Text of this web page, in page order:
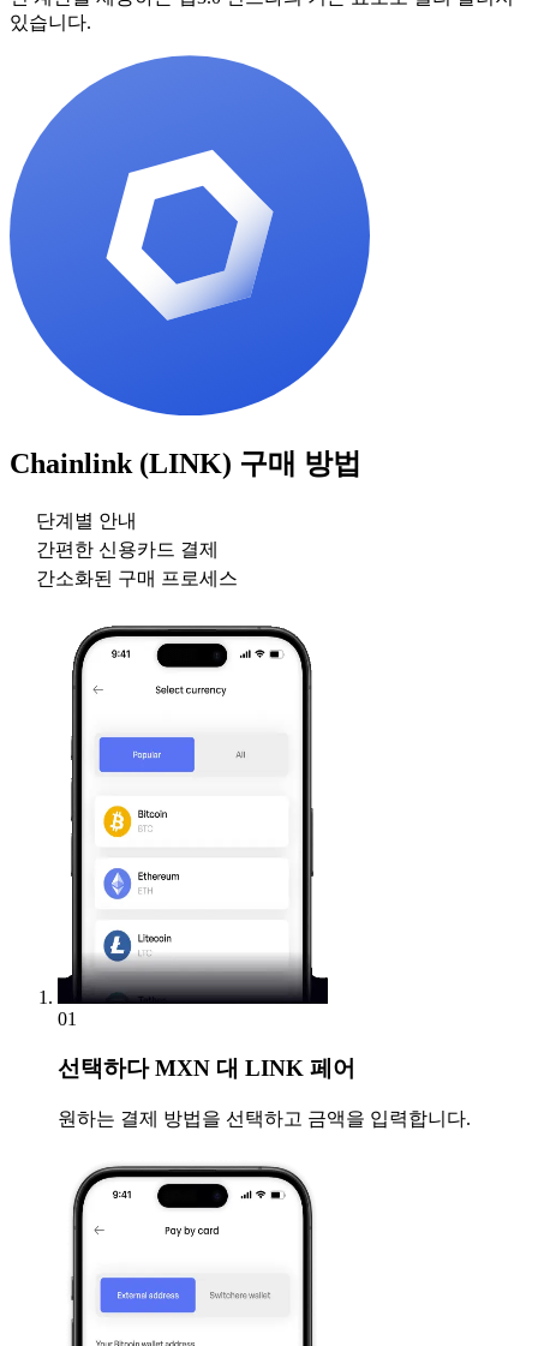
있습니다.
Chainlink (LINK) 구매 방법
단계별 안내
간편한 신용카드 결제
간소화된 구매 프로세스
01
선택하다MXN 대 LINK 페어
원하는 결제 방법을 선택하고 금액을 입력합니다.